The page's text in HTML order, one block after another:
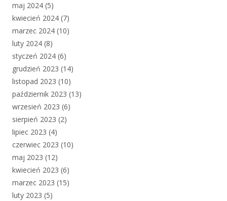
maj 2024 (5)
kwiecień 2024 (7)
marzec 2024 (10)
luty 2024 (8)
styczeń 2024 (6)
grudzień 2023 (14)
listopad 2023 (10)
październik 2023 (13)
wrzesień 2023 (6)
sierpień 2023 (2)
lipiec 2023 (4)
czerwiec 2023 (10)
maj 2023 (12)
kwiecień 2023 (6)
marzec 2023 (15)
luty 2023 (5)